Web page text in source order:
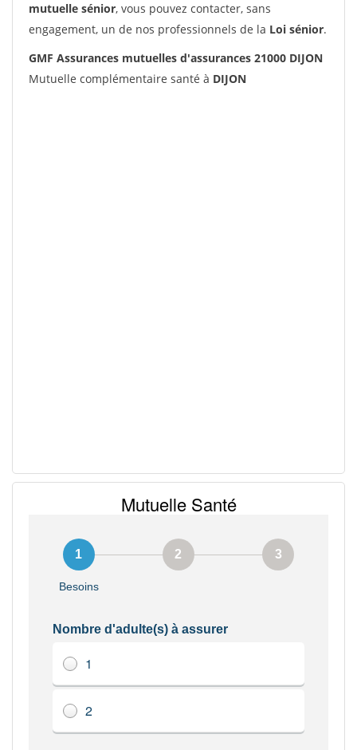
mutuelle sénior, vous pouvez contacter, sans
engagement, un de nos professionnels de la Loi sénior.
GMF Assurances mutuelles d'assurances 21000 DIJON
Mutuelle complémentaire santé à DIJON